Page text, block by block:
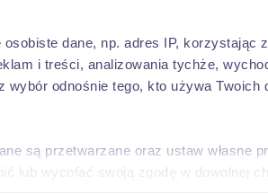
dane, np. adres IP, korzystając
i treści, analizowania tychże,
odnośnie tego, kto używa Twoich
są przetwarzane oraz ustaw własne
lub wycofać swoją zgodę w dowolnej
netto